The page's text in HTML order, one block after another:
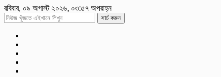
রবিবার, ০৯ অগাস্ট ২০২৬, ০৩:৫৭ অপরাহ্ন
সার্চ করুন